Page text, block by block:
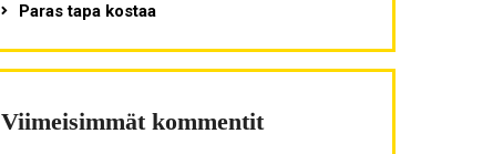
Paras tapa kostaa
Viimeisimmät kommentit